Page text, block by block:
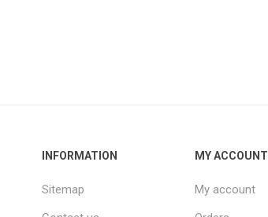
INFORMATION
Sitemap
MY ACCOUNT
My account